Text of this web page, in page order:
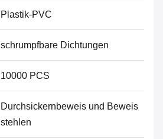
Plastik-PVC
schrumpfbare Dichtungen
10000 PCS
Durchsickernbeweis und Beweis
stehlen